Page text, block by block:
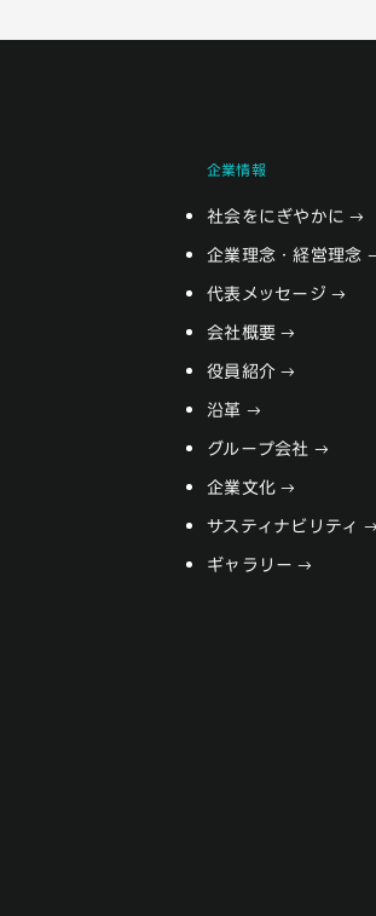
企業情報
社会をにぎやかに
企業理念・経営理念
代表メッセージ
会社概要
役員紹介
沿革
グループ会社
企業文化
サスティナビリティ
ギャラリー